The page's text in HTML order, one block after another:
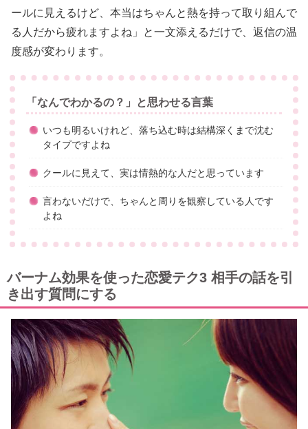
ールに見えるけど、本当はちゃんと熱を持って取り組んで
る人だから疲れますよね」と一文添えるだけで、返信の温
度感が変わります。
「なんでわかるの？」と思わせる言葉
いつも明るいけれど、落ち込む時は結構深くまで沈む
タイプですよね
クールに見えて、実は情熱的な人だと思っています
言わないだけで、ちゃんと周りを観察している人です
よね
バーナム効果を使った恋愛テク3 相手の話を引
き出す質問にする